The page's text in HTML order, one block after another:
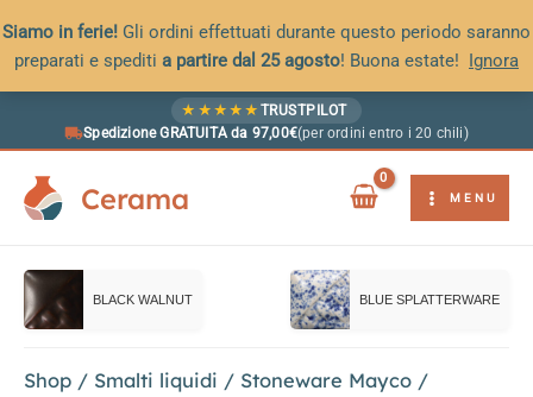
Siamo in ferie! Gli ordini effettuati durante questo periodo saranno
preparati e spediti a partire dal 25 agosto! Buona estate! Ignora
★ ★ ★ ★ ★ TRUSTPILOT
Spedizione GRATUITA da 97,00€(per ordini entro i 20 chili)
Cerama MENU
BLACK WALNUT BLUE SPLATTERWARE
Shop / Smalti liquidi / Stoneware Mayco /